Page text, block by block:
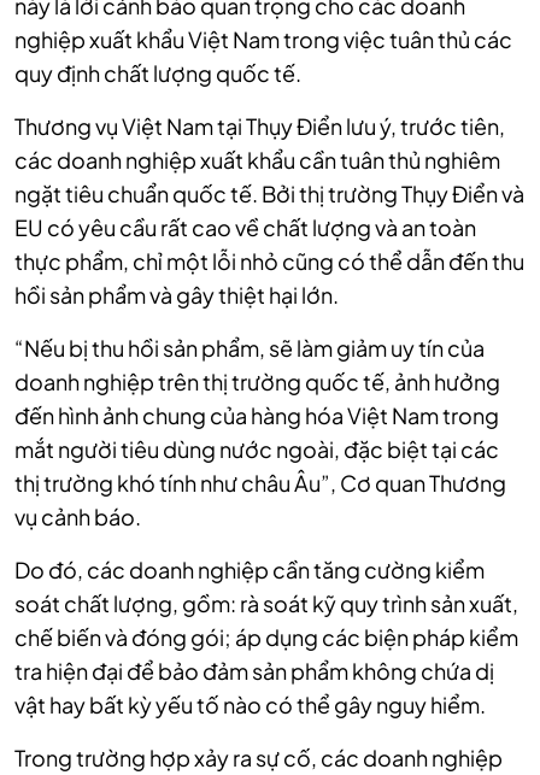
nghiệp xuất khẩu Việt Nam trong việc tuân thủ các
quy định chất lượng quốc tế.
Thương vụ Việt Nam tại Thụy Điển lưu ý, trước tiên,
các doanh nghiệp xuất khẩu cần tuân thủ nghiêm
ngặt tiêu chuẩn quốc tế. Bởi thị trường Thụy Điển và
EU có yêu cầu rất cao về chất lượng và an toàn
thực phẩm, chỉ một lỗi nhỏ cũng có thể dẫn đến thu
hồi sản phẩm và gây thiệt hại lớn.
“Nếu bị thu hồi sản phẩm, sẽ làm giảm uy tín của
doanh nghiệp trên thị trường quốc tế, ảnh hưởng
đến hình ảnh chung của hàng hóa Việt Nam trong
mắt người tiêu dùng nước ngoài, đặc biệt tại các
thị trường khó tính như châu Âu”, Cơ quan Thương
vụ cảnh báo.
Do đó, các doanh nghiệp cần tăng cường kiểm
soát chất lượng, gồm: rà soát kỹ quy trình sản xuất,
chế biến và đóng gói; áp dụng các biện pháp kiểm
tra hiện đại để bảo đảm sản phẩm không chứa dị
vật hay bất kỳ yếu tố nào có thể gây nguy hiểm.
Trong trường hợp xảy ra sự cố, các doanh nghiệp